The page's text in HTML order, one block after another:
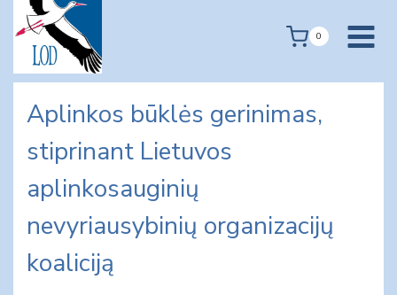
content
0
Aplinkos būklės gerinimas,
stiprinant Lietuvos
aplinkosauginių
nevyriausybinių organizacijų
koaliciją